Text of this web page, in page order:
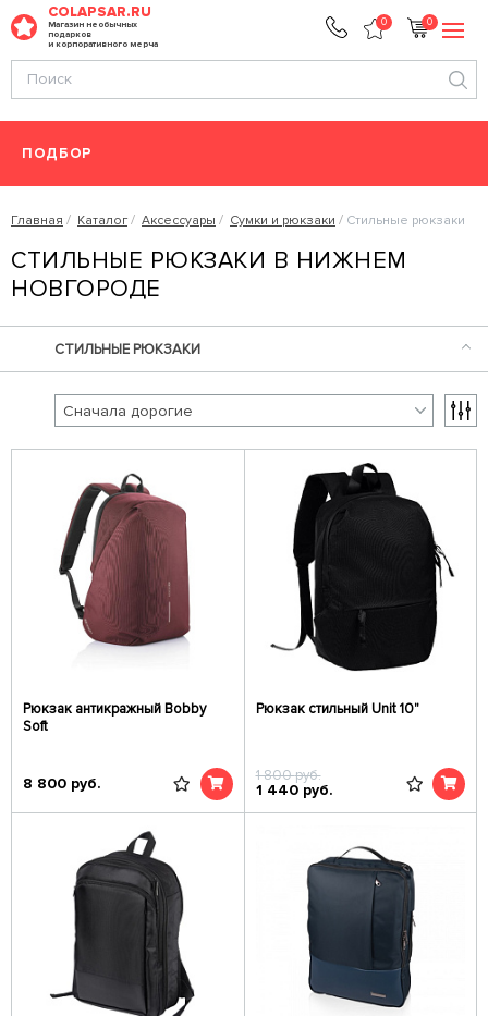
COLAPSAR.RU
Магазин необычных
подарков
и корпоративного мерча
0 0
ПОДБОР
Главная Каталог Аксессуары Сумки и рюкзаки Стильные рюкзаки
СТИЛЬНЫЕ РЮКЗАКИ В НИЖНЕМ
НОВГОРОДЕ
СТИЛЬНЫЕ РЮКЗАКИ
Рюкзак антикражный Bobby
Soft
8 800 руб.
Рюкзак стильный Unit 10"
1 800руб.
1 440 руб.